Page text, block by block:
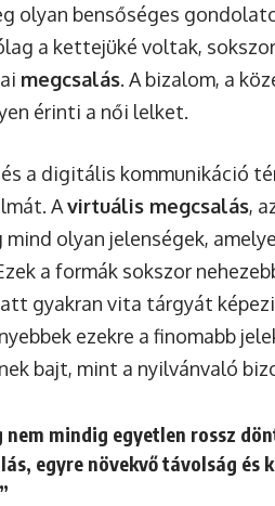
olyan bensőséges
a kettejüké voltak,
megcsalás. A bizalom, a
érinti a női lelket.
a digitális kommunikáció
Avirtuális megcsalás,
olyan jelenségek,
a formák sokszor
gyakran vita tárgyát
ezekre a finomabb
bajt, mint a nyilvánvaló
nem mindig egyetlen rossz
egyre növekvő távolság és